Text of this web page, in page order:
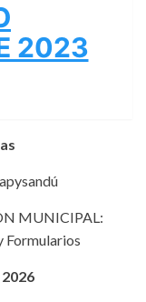
2023
MUNICIPAL:
Formularios